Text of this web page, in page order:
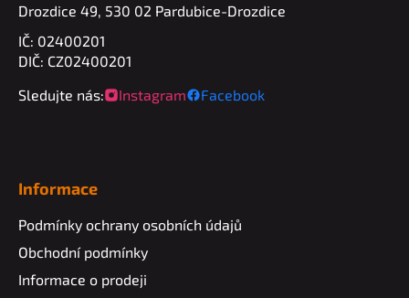
Drozdice 49, 530 02 Pardubice-Drozdice
IČ: 02400201
DIČ: CZ02400201
Sledujte nás:
Instagram Facebook
Informace
Podmínky ochrany osobních údajů
Obchodní podmínky
Informace o prodeji